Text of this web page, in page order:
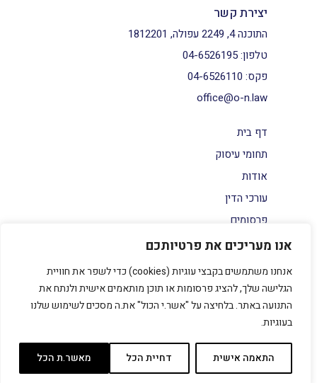
אנו מעריכים את פרטיותכם
אנחנו משתמשים בקבצי עוגיות (cookies) כדי לשפר את חוויית
הגלישה שלך, להציג פרסומות או תוכן מותאמים אישית ולנתח את
התנועה באתר. בלחיצה על "אשר.י הכול" את.ה מסכים לשימוש שלנו
בעוגיות.
התאמה אישית דחיית הכל מאשר.ת הכל
דף בית
תחומי עיסוק
אודות
עורכי הדין
פרסומים
צור קשר
מדיניות פרטיות
יצירת קשר
התוכנה 4, 2249 עפולה, 1812201
טלפון:04-6526195
פקס: 04-6526110
office@o-n.law